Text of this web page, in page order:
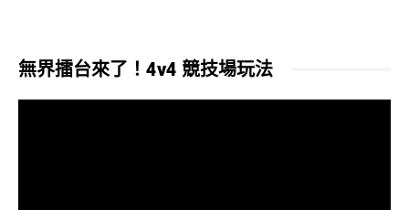
無界擂台來了！4v4 競技場玩法